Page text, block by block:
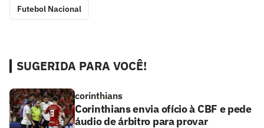
Futebol Nacional
SUGERIDA PARA VOCÊ!
corinthians
Corinthians envia ofício à CBF e pede
áudio de árbitro para provar